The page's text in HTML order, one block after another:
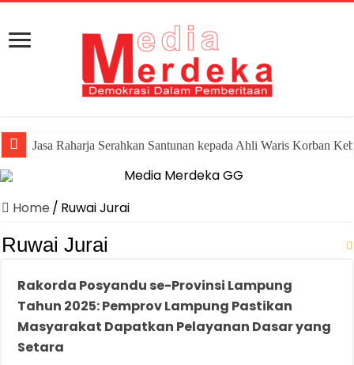
Jasa Raharja Serahkan Santunan kepada Ahli Waris Korban
Home / Ruwai Jurai
Ruwai Jurai
Rakorda Posyandu se-Provinsi Lampung
Tahun 2025: Pemprov Lampung Pastikan
Masyarakat Dapatkan Pelayanan Dasar yang
Setara